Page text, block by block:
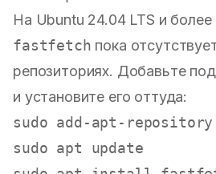
На Ubuntu 24.04 LTS и более
fastfetch пока
репозиториях. Добавьте
и установите его оттуда:
sudo add-apt-
sudo apt update